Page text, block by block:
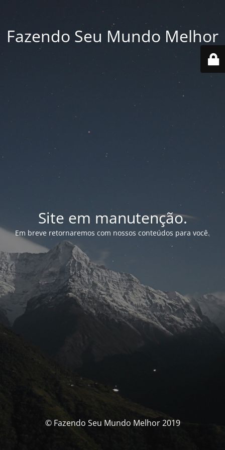
Fazendo Seu Mundo Melhor
Site em manutenção.
Em breve retornaremos com nossos conteúdos para você.
© Fazendo Seu Mundo Melhor 2019